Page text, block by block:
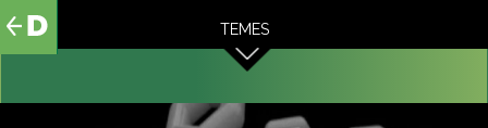
contingut
TEMES